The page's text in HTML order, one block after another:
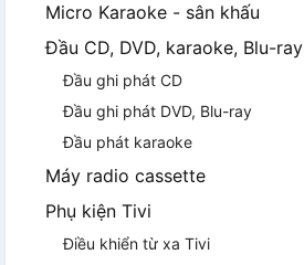
Micro Karaoke - sân khấu
Đầu CD, DVD, karaoke, Blu-ray
Đầu ghi phát CD
Đầu ghi phát DVD, Blu-ray
Đầu phát karaoke
Máy radio cassette
Phụ kiện Tivi
Điều khiển từ xa Tivi